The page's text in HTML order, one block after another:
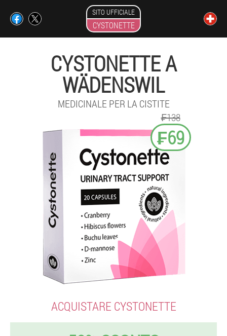
SITO UFFICIALE
CYSTONETTE
CYSTONETTE A
WÄDENSWIL
MEDICINALE PER LA CISTITE
₣138
₣69
ACQUISTARE CYSTONETTE